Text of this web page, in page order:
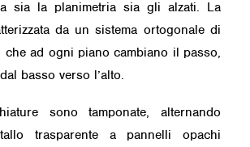
sia la planimetria sia gli alzati. La
da un sistema ortogonale di
che ad ogni piano cambiano il passo,
basso verso l’alto.
sono tamponate, alternando
trasparente a pannelli opachi